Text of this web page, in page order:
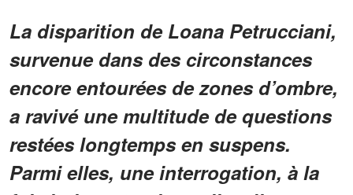
La disparition de Loana Petrucciani,
survenue dans des circonstances
encore entourées de zones d’ombre,
a ravivé une multitude de questions
restées longtemps en suspens.
Parmi elles, une interrogation, à la